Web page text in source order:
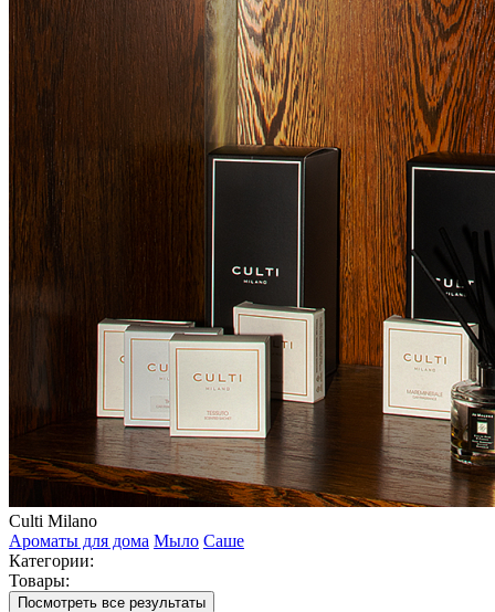
Culti Milano
Ароматы для дома Мыло Саше
Категории:
Товары:
Посмотреть все результаты